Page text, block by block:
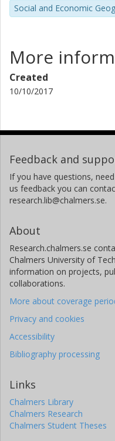
Social and Economic
More
Created
10/10/2017
Feedback and
If you have questions,
us feedback you can
research.lib@chalmers.se.
About
Research.chalmers.se
Chalmers University of
information on projects,
collaborations.
More about coverage
Privacy and cookies
Accessibility
Bibliography processing
Links
Chalmers Library
Chalmers Research
Chalmers Student Theses